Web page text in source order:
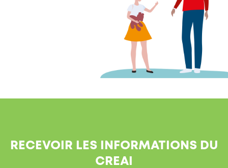
RECEVOIR LES INFORMATIONS DU
CREAI